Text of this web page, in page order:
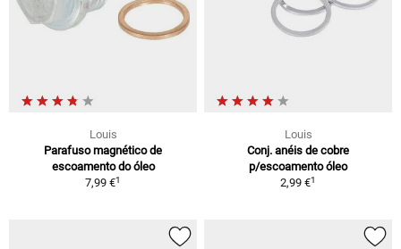
Louis
Parafuso magnético de
escoamento do óleo
7,99 €1
Louis
Conj. anéis de cobre
p/escoamento óleo
2,99 €1